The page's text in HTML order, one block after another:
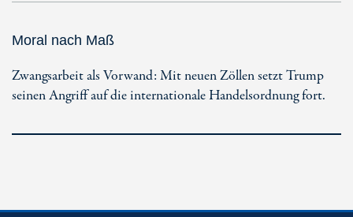
Moral nach Maß
Zwangsarbeit als Vorwand: Mit neuen Zöllen setzt Trump
seinen Angriff auf die internationale Handelsordnung fort.